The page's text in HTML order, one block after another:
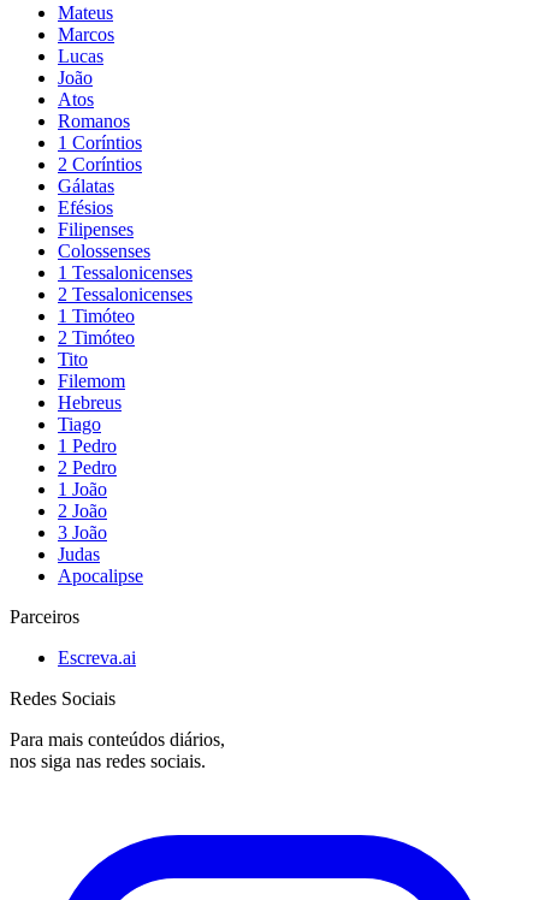
Mateus
Marcos
Lucas
João
Atos
Romanos
1 Coríntios
2 Coríntios
Gálatas
Efésios
Filipenses
Colossenses
1 Tessalonicenses
2 Tessalonicenses
1 Timóteo
2 Timóteo
Tito
Filemom
Hebreus
Tiago
1 Pedro
2 Pedro
1 João
2 João
3 João
Judas
Apocalipse
Parceiros
Escreva.ai
Redes Sociais
Para mais conteúdos diários,
nos siga nas redes sociais.